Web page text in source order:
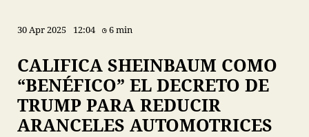
30 Apr 2025 12:04 6 min
CALIFICA SHEINBAUM COMO
“BENÉFICO” EL DECRETO DE
TRUMP PARA REDUCIR
ARANCELES AUTOMOTRICES